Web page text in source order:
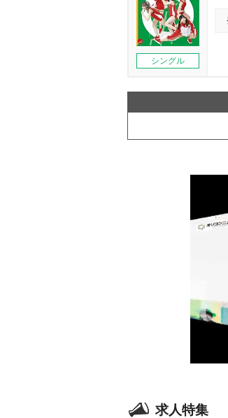
シングル
求人特集